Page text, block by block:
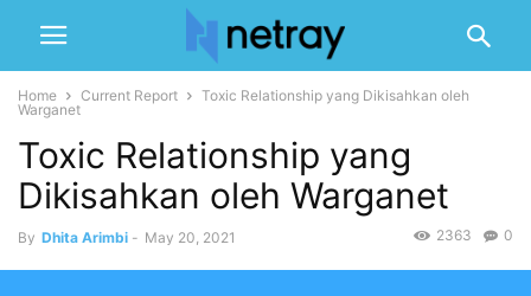
Home Current Report
Toxic Relationship yang Dikisahkan oleh
Warganet
Toxic Relationship yang
Dikisahkan oleh Warganet
By Dhita Arimbi - May 20, 2021 0
2363